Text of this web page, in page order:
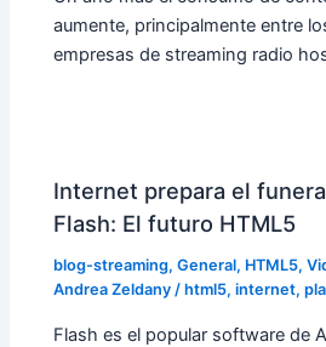
aumente, principalmente entre
empresas de streaming radio
Internet prepara el
Flash: El futuro HTML5
blog-streaming,General, HTML5,
Andrea Zeldany/html5,internet,
Flash es el popular software de